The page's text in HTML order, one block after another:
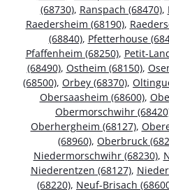
(68730), Ranspach (68470),
Raedersheim (68190),
(68840), Pfetterhouse
Pfaffenheim (68250), Petit-
(68490), Ostheim (68150),
(68500), Orbey (68370),
Obersaasheim (68600),
Obermorschwihr
Oberhergheim (68127),
(68960), Oberbruck
Niedermorschwihr (68230),
Niederentzen (68127),
(68220), Neuf-Brisach